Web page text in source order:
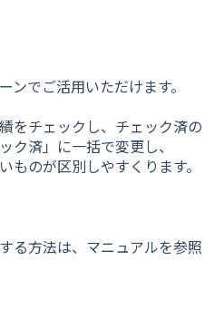
ンでご活用いただけます。
をチェックし、チェック済の
ク済」に一括で変更し、
ものが区別しやすくります。
る方法は、マニュアルを参照